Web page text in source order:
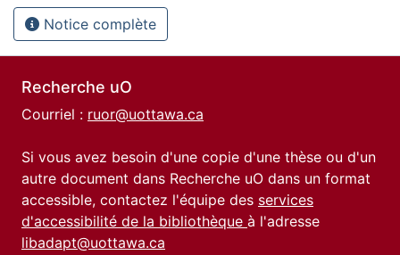
Notice complète
Recherche uO
Courriel : ruor@uottawa.ca
Si vous avez besoin d'une copie d'une thèse ou d'un
autre document dans Recherche uO dans un format
accessible, contactez l'équipe des services
d'accessibilité de la bibliothèque à l'adresse
libadapt@uottawa.ca